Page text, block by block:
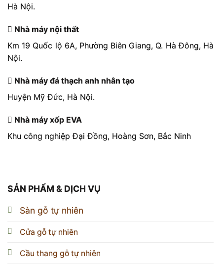
Hà Nội.
Nhà máy nội thất
Km 19 Quốc lộ 6A, Phường Biên Giang, Q. Hà Đông, Hà
Nội.
Nhà máy đá thạch anh nhân tạo
Huyện Mỹ Đức, Hà Nội.
Nhà máy xốp EVA
Khu công nghiệp Đại Đồng, Hoàng Sơn, Bắc Ninh
SẢN PHẨM & DỊCH VỤ
Sàn gỗ tự nhiên
Cửa gỗ tự nhiên
Cầu thang gỗ tự nhiên